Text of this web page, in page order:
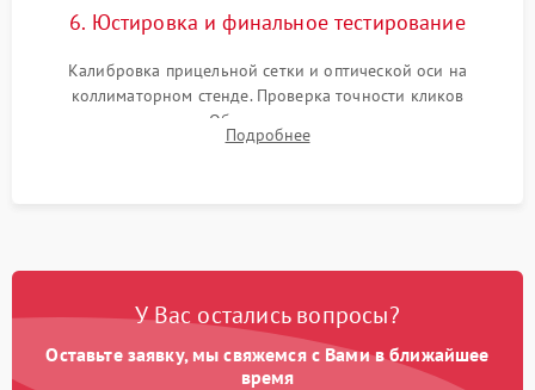
6. Юстировка и финальное тестирование
Калибровка прицельной сетки и оптической оси на
коллиматорном стенде. Проверка точности кликов
механизма поправок. Обязательное испытание прицела на
ударном стенде для проверки устойчивости к отдаче и
Подробнее
У Вас остались вопросы?
Оставьте заявку, мы свяжемся с Вами в ближайшее
время